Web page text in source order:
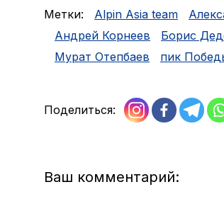
Метки: Alpin Asia team
Андрей Корнеев
Борис
Мурат Отепбаев
пик
Поделиться:
Ваш комментарий: